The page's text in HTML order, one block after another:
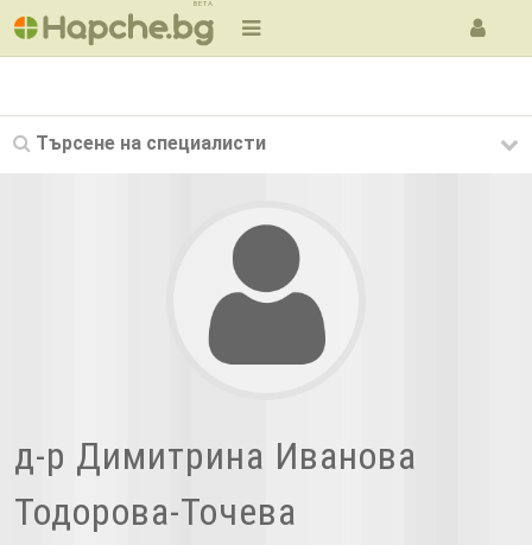
BETA
Търсене на специалисти
д-р Димитрина Иванова
Тодорова-Точева